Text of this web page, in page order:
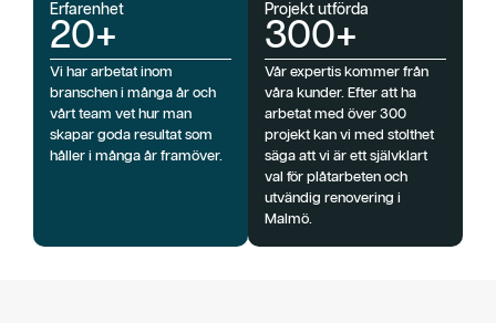
Erfarenhet
20+
Vi har arbetat inom
branschen i många år och
vårt team vet hur man
skapar goda resultat som
håller i många år framöver.
Projekt utförda
300+
Vår expertis kommer från
våra kunder. Efter att ha
arbetat med över 300
projekt kan vi med stolthet
säga att vi är ett självklart
val för plåtarbeten och
utvändig renovering i
Malmö.